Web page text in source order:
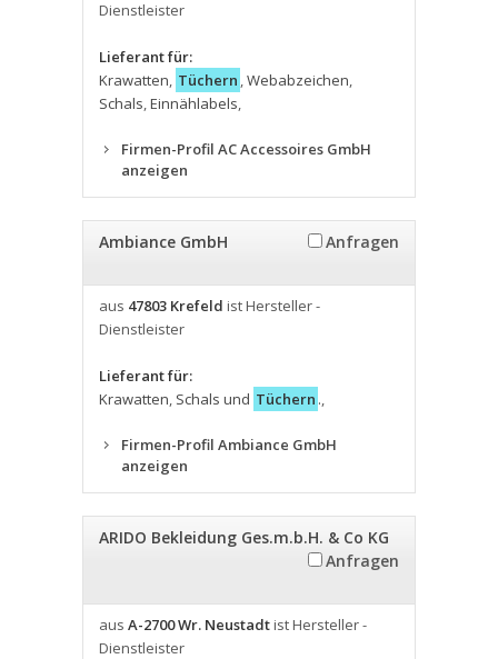
Dienstleister
Lieferant für:
Krawatten, Tüchern ,Webabzeichen,
Schals,Einnählabels,
Firmen-Profil AC Accessoires GmbH
anzeigen
Ambiance GmbH Anfragen
aus 47803 Krefeld ist Hersteller -
Dienstleister
Lieferant für:
Krawatten, Schals und Tüchern .,
Firmen-Profil Ambiance GmbH
anzeigen
ARIDO Bekleidung Ges.m.b.H. & Co KG
Anfragen
aus A-2700 Wr. Neustadtist Hersteller -
Dienstleister